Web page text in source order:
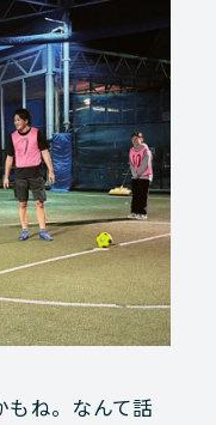
もね。なんて話